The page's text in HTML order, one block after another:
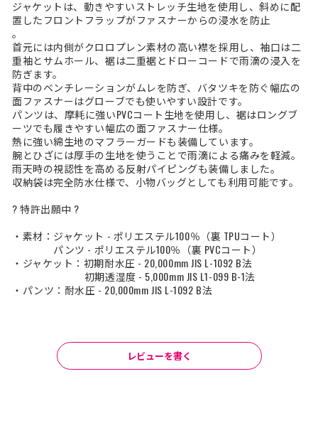
ジャケットは、動きやすいストレッチ生地を使用し、斜めに配
置したフロントフラップがファスナーからの浸水を防止
。
首元には内側がクロロプレン素材の高い襟を採用し、袖口は二
重袖とサムホール、裾は二重裾とドローコードで雨滴の浸入を
防ぎます。
背中のベンチレーションがムレを防ぎ、バタツキを防ぐ幅広の
面ファスナーはグローブでも使いやすい設計です。
パンツは、摩耗に強いPVCコート生地を使用し、裾はロングブ
ーツでも履きやすい幅広の面ファスナー仕様。
熱に強い綿生地のマフラーガードも装備しています。
腕とひざには厚手の生地を使うことで雨滴による痛みを軽減。
雨天時の視認性を高める反射パイピングも装備しました。
収納袋は完全防水仕様で、小物バッグとしても利用可能です。
? 特許出願中 ?
・素材：ジャケット - ポリエステル100％（裏 TPUコート）
パンツ - ポリエステル100％（裏 PVCコート）
・ジャケット：初期耐水圧 - 20,000mm JIS L-1092 B法
初期透湿度 - 5,000mm JIS L1-099 B-1法
・パンツ：耐水圧 - 20,000mm JIS L-1092 B法
レビューを書く